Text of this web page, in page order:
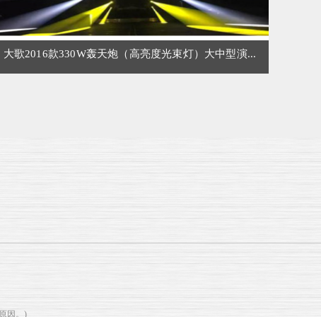
大歌2016款330W轰天炮（高亮度光束灯）大中型演...
因。)